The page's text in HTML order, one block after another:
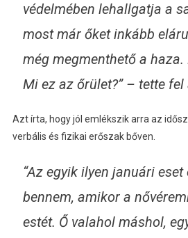
védelmében lehallgatja a
most már őket inkább
még megmenthető a
Mi ez az őrület?” – tette fel
Azt írta, hogy jól emlékszik arra az
verbális és fizikai erőszak bőven.
“Az egyik ilyen januári
bennem, amikor a
estét. Ő valahol máshol,